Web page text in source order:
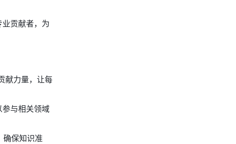
业贡献者，为
献力量，让每
参与相关领域
确保知识准